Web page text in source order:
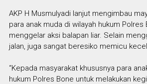
AKP H Musmulyadi lanjut mengimbau
para anak muda di wilayah hukum Polres
menggelar aksi balapan liar. Selain
jalan, juga sangat beresiko memicu
“Kepada masyarakat khususnya para
hukum Polres Bone untuk melakukan